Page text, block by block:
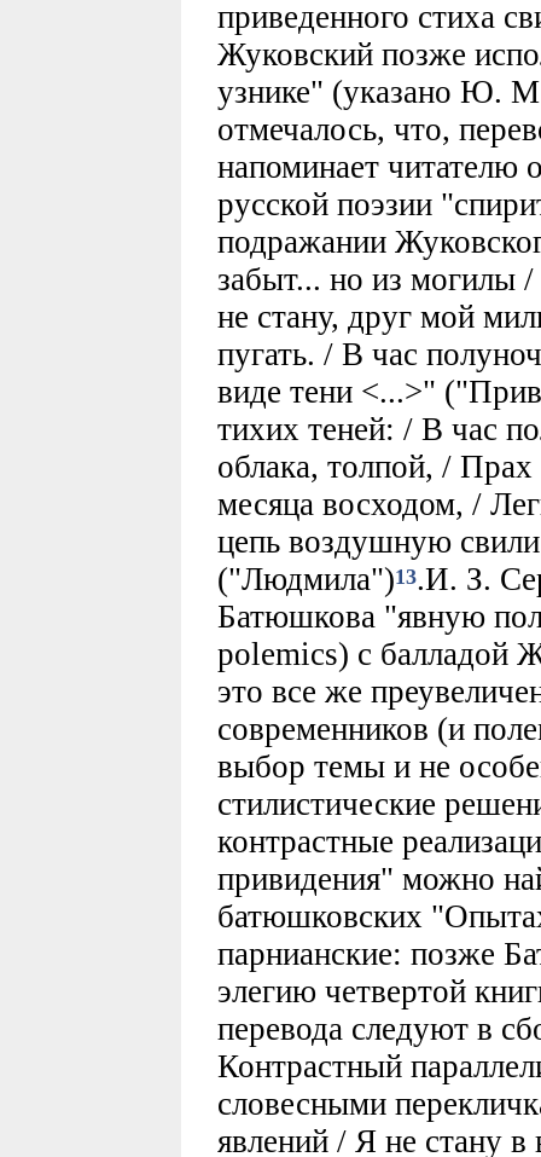
приведенного стиха
Жуковский позже
узнике" (указано Ю.
отмечалось, что,
напоминает читателю
русской поэзии
подражании
забыт... но из могилы
не стану, друг мой
пугать. / В час
виде тени <...>"
тихих теней: / В час
облака, толпой, /
месяца восходом, /
цепь воздушную
("Людмила")13.И. З.
Батюшкова "явную
polemics) с балладой
это все же
современников (и
выбор темы и не
стилистические
контрастные
привидения" можно
батюшковских
парнианские: позже
элегию четвертой
перевода следуют в
Контрастный
словесными
явлений / Я не стану в